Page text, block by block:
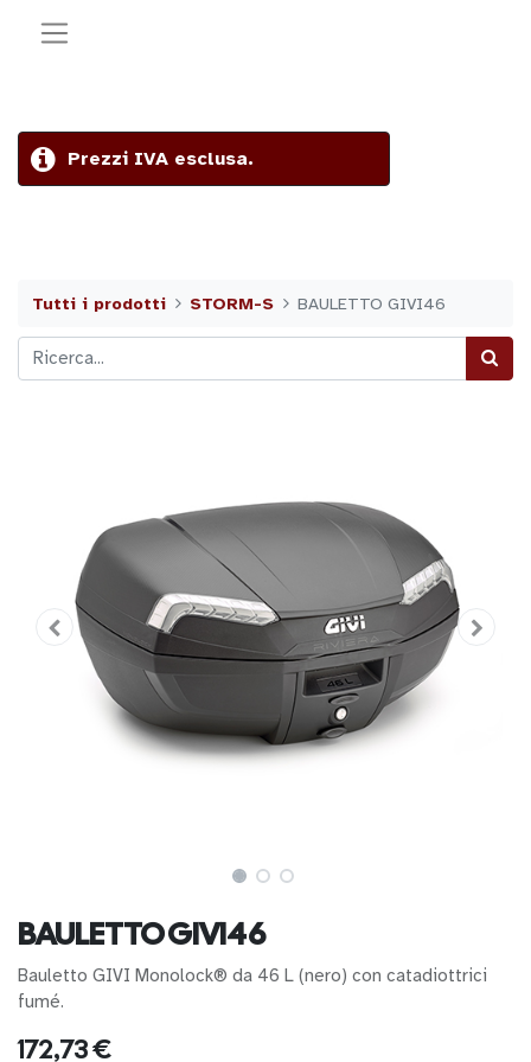
Prezzi IVA esclusa.
Tutti i prodotti STORM-S BAULETTO GIVI46
BAULETTO GIVI46
Bauletto GIVI Monolock® da 46 L (nero) con catadiottrici
fumé.
172,73€